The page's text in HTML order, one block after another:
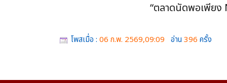
“ตลาดนัดพอเพีย
โพสเมื่อ : 06 ก.พ. 2569,09:09 อ่าน 396 ครั้ง